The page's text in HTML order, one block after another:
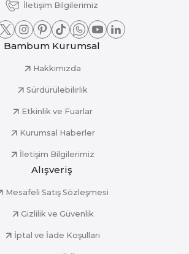
İletişim Bilgilerimiz
Bambum Kurumsal
Hakkımızda
Sürdürülebilirlik
Etkinlik ve Fuarlar
Kurumsal Haberler
İletişim Bilgilerimiz
Alışveriş
Mesafeli Satış Sözleşmesi
Gizlilik ve Güvenlik
İptal ve İade Koşulları